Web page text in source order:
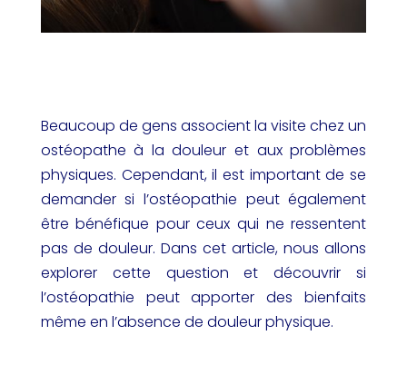
Beaucoup de gens associent la visite chez un
ostéopathe à la douleur et aux problèmes
physiques. Cependant, il est important de se
demander si l’ostéopathie peut également
être bénéfique pour ceux qui ne ressentent
pas de douleur. Dans cet article, nous allons
explorer cette question et découvrir si
l’ostéopathie peut apporter des bienfaits
même en l’absence de douleur physique.